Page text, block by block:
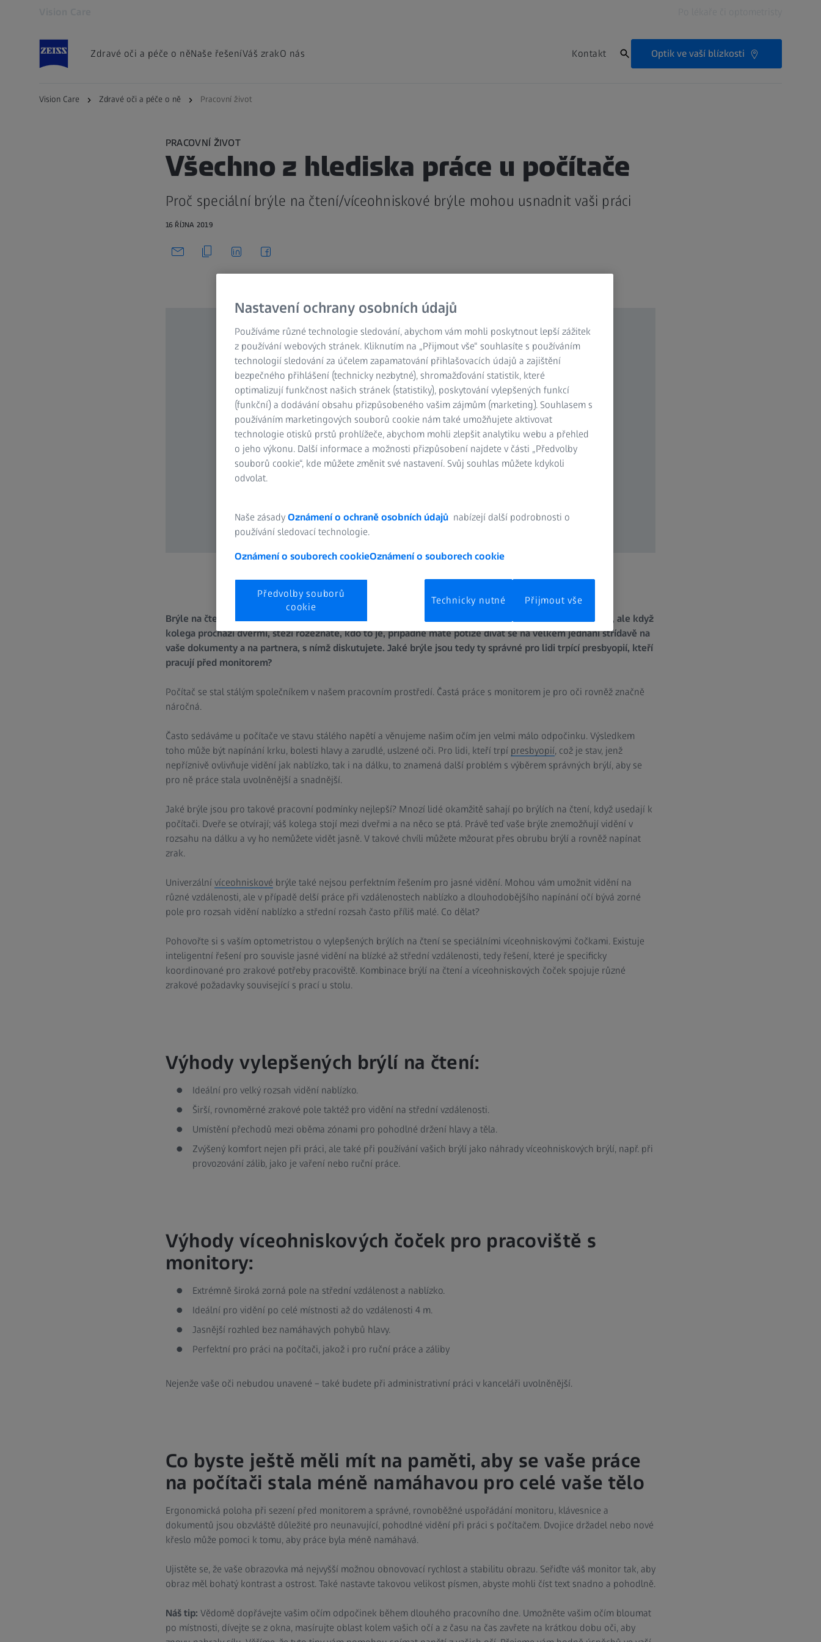
Zdravé oči a péče o něNaše řešeníVáš zrakO nás Kontakt Optik ve vaší blízkosti
Vision Care Zdravé oči a péče o ně Pracovní život
PRACOVNÍ ŽIVOT
Všechno z hlediska práce u počítače
Proč speciální brýle na čtení/víceohniskové brýle mohou usnadnit vaši práci
16 ŘÍJNA 2019
Brýle na čtení nejsou vždy ideální pro práci u stolu. Když čtete dokumenty, můžete vidět všechno jasně, ale když
kolega prochází dveřmi, stěží rozeznáte, kdo to je, případně máte potíže dívat se na velkém jednání střídavě na
vaše dokumenty a na partnera, s nímž diskutujete. Jaké brýle jsou tedy ty správné pro lidi trpící presbyopií, kteří
pracují před monitorem?
Počítač se stal stálým společníkem v našem pracovním prostředí. Častá práce s monitorem je pro oči rovněž značně
náročná.
Často sedáváme u počítače ve stavu stálého napětí a věnujeme našim očím jen velmi málo odpočinku. Výsledkem
toho může být napínání krku, bolesti hlavy a zarudlé, uslzené oči. Pro lidi, kteří trpí presbyopií, což je stav, jenž
nepříznivě ovlivňuje vidění jak nablízko, tak i na dálku, to znamená další problém s výběrem správných brýlí, aby se
pro ně práce stala uvolněnější a snadnější.
Jaké brýle jsou pro takové pracovní podmínky nejlepší? Mnozí lidé okamžitě sahají po brýlích na čtení, když usedají k
počítači. Dveře se otvírají; váš kolega stojí mezi dveřmi a na něco se ptá. Právě teď vaše brýle znemožňují vidění v
rozsahu na dálku a vy ho nemůžete vidět jasně. V takové chvíli můžete mžourat přes obrubu brýlí a rovněž napínat
zrak.
Univerzální víceohniskové brýle také nejsou perfektním řešením pro jasné vidění. Mohou vám umožnit vidění na
různé vzdálenosti, ale v případě delší práce při vzdálenostech nablízko a dlouhodobějšího napínání očí bývá zorné
pole pro rozsah vidění nablízko a střední rozsah často příliš malé. Co dělat?
Pohovořte si s vaším optometristou o vylepšených brýlích na čtení se speciálními víceohniskovými čočkami. Existuje
inteligentní řešení pro souvisle jasné vidění na blízké až střední vzdálenosti, tedy řešení, které je specificky
koordinované pro zrakové potřeby pracoviště. Kombinace brýlí na čtení a víceohniskových čoček spojuje různé
zrakové požadavky související s prací u stolu.
Výhody vylepšených brýlí na čtení:
Ideální pro velký rozsah vidění nablízko.
Širší, rovnoměrné zrakové pole taktéž pro vidění na střední vzdálenosti.
Umístění přechodů mezi oběma zónami pro pohodlné držení hlavy a těla.
Zvýšený komfort nejen při práci, ale také při používání vašich brýlí jako náhrady víceohniskových brýlí, např. při
provozování zálib, jako je vaření nebo ruční práce.
Výhody víceohniskových čoček pro pracoviště s
monitory:
Extrémně široká zorná pole na střední vzdálenost a nablízko.
Ideální pro vidění po celé místnosti až do vzdálenosti 4 m.
Jasnější rozhled bez namáhavých pohybů hlavy.
Perfektní pro práci na počítači, jakož i pro ruční práce a záliby
Nejenže vaše oči nebudou unavené – také budete při administrativní práci v kanceláři uvolněnější.
Co byste ještě měli mít na paměti, aby se vaše práce
na počítači stala méně namáhavou pro celé vaše tělo
Ergonomická poloha při sezení před monitorem a správné, rovnoběžné uspořádání monitoru, klávesnice a
dokumentů jsou obzvláště důležité pro neunavující, pohodlné vidění při práci s počítačem. Dvojice držadel nebo nové
křeslo může pomoci k tomu, aby práce byla méně namáhavá.
Ujistěte se, že vaše obrazovka má nejvyšší možnou obnovovací rychlost a stabilitu obrazu. Seřiďte váš monitor tak, aby
obraz měl bohatý kontrast a ostrost. Také nastavte takovou velikost písmen, abyste mohli číst text snadno a pohodlně.
Náš tip: Vědomě dopřávejte vašim očím odpočinek během dlouhého pracovního dne. Umožněte vašim očím bloumat
po místnosti, dívejte se z okna, masírujte oblast kolem vašich očí a z času na čas zavřete na krátkou dobu oči, aby
Nastavení ochrany osobních údajů
Používáme různé technologie sledování, abychom vám mohli poskytnout lepší zážitek
z používání webových stránek. Kliknutím na „Přijmout vše“ souhlasíte s používáním
technologií sledování za účelem zapamatování přihlašovacích údajů a zajištění
bezpečného přihlášení (technicky nezbytné), shromažďování statistik, které
optimalizují funkčnost našich stránek (statistiky), poskytování vylepšených funkcí
(funkční) a dodávání obsahu přizpůsobeného vašim zájmům (marketing). Souhlasem s
používáním marketingových souborů cookie nám také umožňujete aktivovat
technologie otisků prstů prohlížeče, abychom mohli zlepšit analytiku webu a přehled
o jeho výkonu. Další informace a možnosti přizpůsobení najdete v části „Předvolby
souborů cookie“, kde můžete změnit své nastavení. Svůj souhlas můžete kdykoli
odvolat.
Naše zásady Oznámení o ochraně osobních údajů nabízejí další podrobnosti o
používání sledovací technologie.
Oznámení o souborech cookieOznámení o souborech cookie
Předvolby souborů
cookie
Technicky nutné Přijmout vše